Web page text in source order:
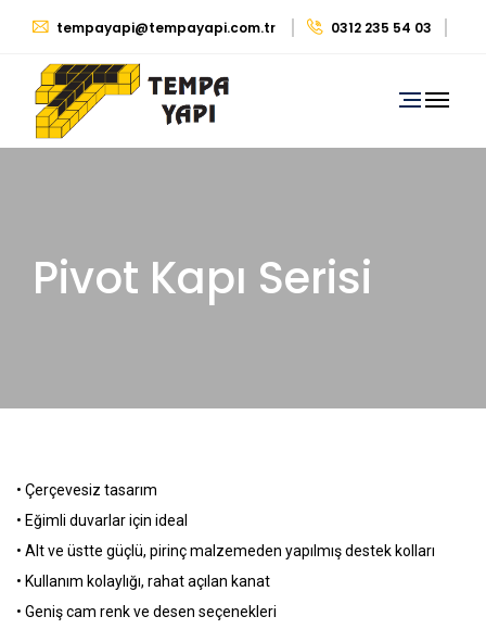
tempayapi@tempayapi.com.tr 0312 235 54 03
0530 879 29 39
Pivot Kapı Serisi
• Çerçevesiz tasarım
• Eğimli duvarlar için ideal
• Alt ve üstte güçlü, pirinç malzemeden yapılmış destek kolları
• Kullanım kolaylığı, rahat açılan kanat
• Geniş cam renk ve desen seçenekleri